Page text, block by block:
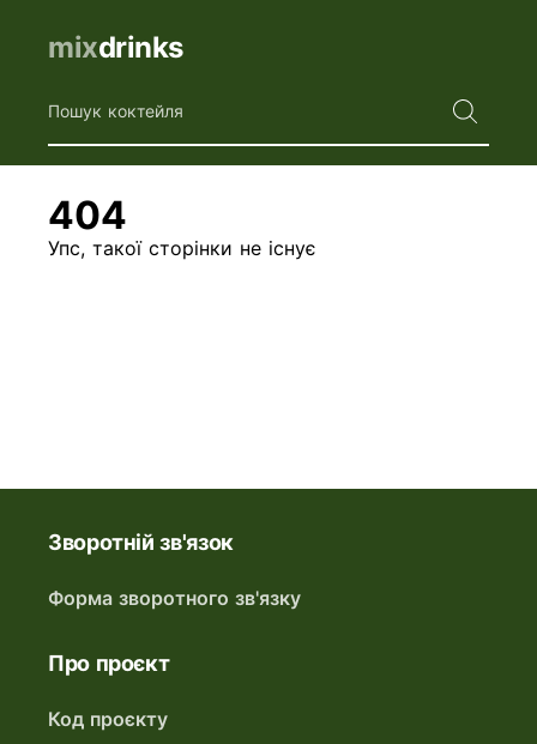
mixdrinks
Пошук коктейля
404
Упс, такої сторінки не існує
Зворотній зв'язок
Форма зворотного зв'язку
Про проєкт
Код проєкту